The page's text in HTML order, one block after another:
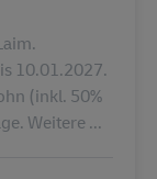
10.01.2027.
(inkl. 50%
Weitere ...